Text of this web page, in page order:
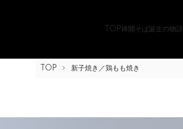
TOP禅開そば誕生の物語
TOP 新子焼き／鶏もも焼き